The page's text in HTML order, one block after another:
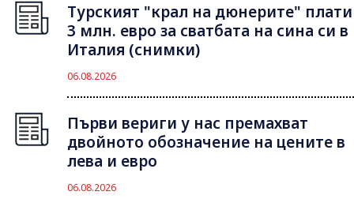
Турският "крал на дюнерите" плати
3 млн. евро за сватбата на сина си в
Италия (снимки)
06.08.2026
Първи вериги у нас премахват
двойното обозначение на цените в
лева и евро
06.08.2026